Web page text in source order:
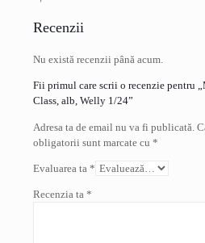
Recenzii
Nu există recenzii până acum.
Fii primul care scrii o recenzie pentru
Class, alb, Welly 1/24”
Adresa ta de email nu va fi publicată.
obligatorii sunt marcate cu *
Evaluarea ta *
Recenzia ta *